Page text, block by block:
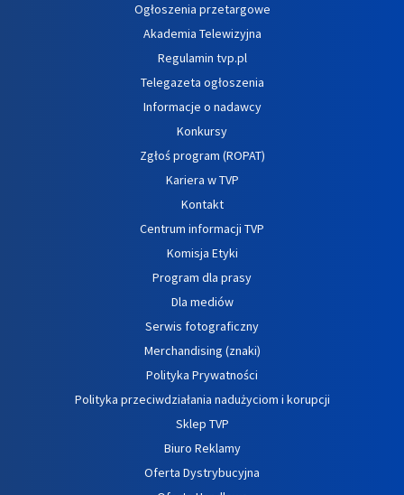
Ogłoszenia przetargowe
Akademia Telewizyjna
Regulamin tvp.pl
Telegazeta ogłoszenia
Informacje o nadawcy
Konkursy
Zgłoś program (ROPAT)
Kariera w TVP
Kontakt
Centrum informacji TVP
Komisja Etyki
Program dla prasy
Dla mediów
Serwis fotograficzny
Merchandising (znaki)
Polityka Prywatności
Polityka przeciwdziałania nadużyciom i korupcji
Sklep TVP
Biuro Reklamy
Oferta Dystrybucyjna